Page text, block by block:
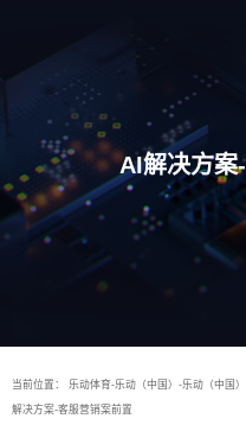
AI解决方案
当前位置： 乐动体育-乐动（中国）-乐动（中国
解决方案-客服营销案前置